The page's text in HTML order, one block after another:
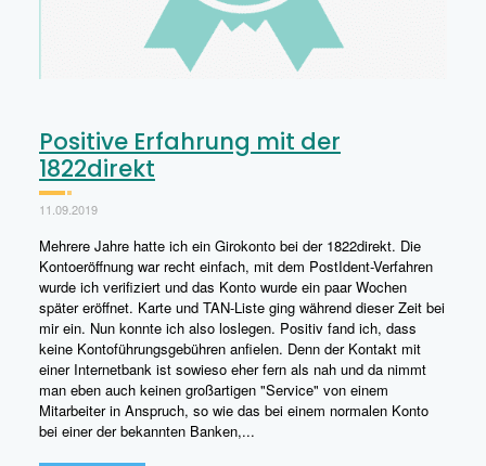
Positive Erfahrung mit der
1822direkt
11.09.2019
Mehrere Jahre hatte ich ein Girokonto bei der 1822direkt. Die
Kontoeröffnung war recht einfach, mit dem PostIdent-Verfahren
wurde ich verifiziert und das Konto wurde ein paar Wochen
später eröffnet. Karte und TAN-Liste ging während dieser Zeit bei
mir ein. Nun konnte ich also loslegen. Positiv fand ich, dass
keine Kontoführungsgebühren anfielen. Denn der Kontakt mit
einer Internetbank ist sowieso eher fern als nah und da nimmt
man eben auch keinen großartigen "Service" von einem
Mitarbeiter in Anspruch, so wie das bei einem normalen Konto
bei einer der bekannten Banken,...